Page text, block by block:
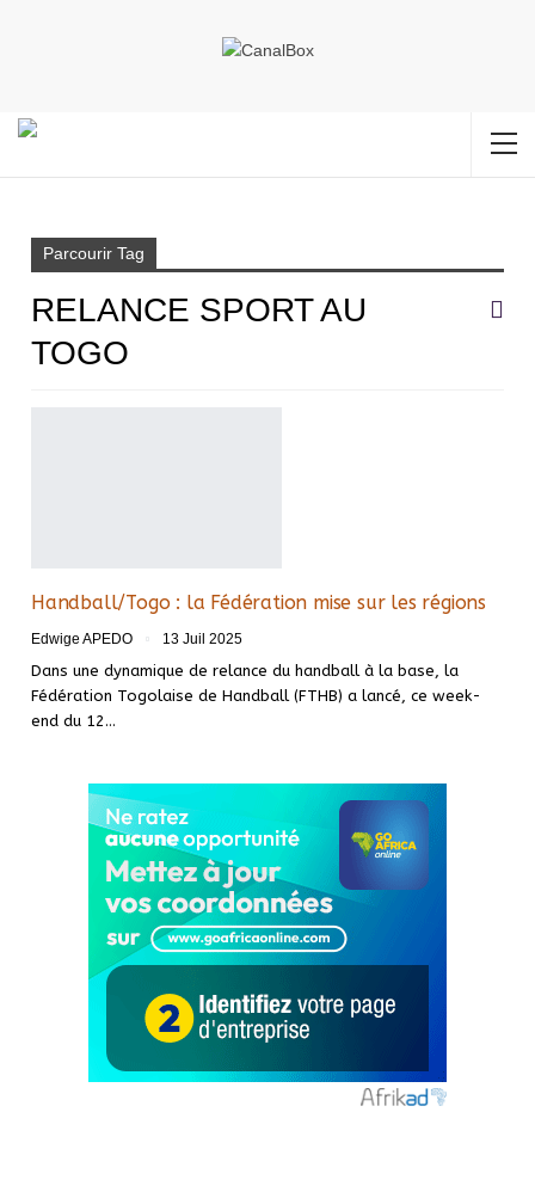
Parcourir Tag
RELANCE SPORT AU
TOGO
Handball/Togo : la Fédération mise sur les régions
Edwige APEDO 13 Juil 2025
Dans une dynamique de relance du handball à la base, la
Fédération Togolaise de Handball (FTHB) a lancé, ce week-
end du 12…